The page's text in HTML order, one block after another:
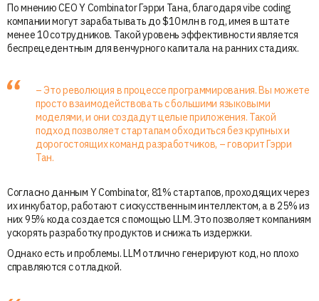
По мнению CEO Y Combinator Гэрри Тана, благодаря vibe coding
компании могут зарабатывать до $10 млн в год, имея в штате
менее 10 сотрудников. Такой уровень эффективности является
беспрецедентным для венчурного капитала на ранних стадиях.
– Это революция в процессе программирования. Вы можете
просто взаимодействовать с большими языковыми
моделями, и они создадут целые приложения. Такой
подход позволяет стартапам обходиться без крупных и
дорогостоящих команд разработчиков, – говорит Гэрри
Тан.
Согласно данным Y Combinator, 81% стартапов, проходящих через
их инкубатор, работают с искусственным интеллектом, а в 25% из
них 95% кода создается с помощью LLM. Это позволяет компаниям
ускорять разработку продуктов и снижать издержки.
Однако есть и проблемы. LLM отлично генерируют код, но плохо
справляются с отладкой.